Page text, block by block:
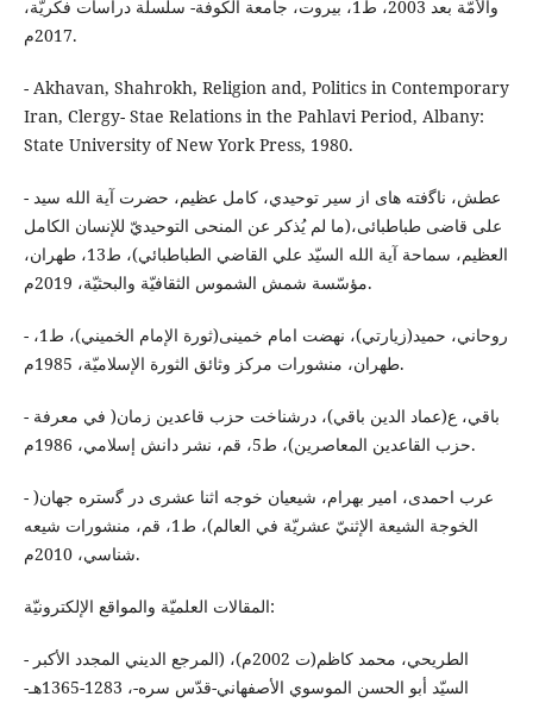
والأمّة بعد 2003، ط1، بيروت، جامعة الكوفة- سلسلة دراسات فكريّة،
2017م.
- Akhavan, Shahrokh, Religion and, Politics in Contemporary
Iran, Clergy- Stae Relations in the Pahlavi Period, Albany:
State University of New York Press, 1980.
- عطش، ناﮔفته هاى از سير توحيدي، كامل عظيم، حضرت آية الله سيد
على قاضى طباطبائى،(ما لم يُذكر عن المنحى التوحيديّ للإنسان الكامل
العظيم، سماحة آية الله السيّد علي القاضي الطباطبائي)، ط13، طهران،
مؤسّسة شمش الشموس الثقافيّة والبحثيّة، 2019م.
- روحاني، حميد(زيارتي)، نهضت امام خمينى(ثورة الإمام الخميني)، ط1،
طهران، منشورات مركز وثائق الثورة الإسلاميّة، 1985م.
- باقي، ع(عماد الدين باقي)، درشناخت حزب قاعدين زمان( في معرفة
حزب القاعدين المعاصرين)، ط5، قم، نشر دانش إسلامي، 1986م.
- عرب احمدى، امير بهرام، شيعيان خوجه اثنا عشرى در ﮔستره جهان(
الخوجة الشيعة الإثنيّ عشريّة في العالم)، ط1، قم، منشورات شيعه
شناسي، 2010م.
المقالات العلميّة والمواقع الإلكترونيّة:
- الطريحي، محمد كاظم(ت 2002م)، (المرجع الديني المجدد الأكبر
السيّد أبو الحسن الموسوي الأصفهاني-قدّس سره-، 1283-1365هـ-